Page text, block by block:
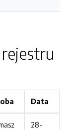
Data
28-